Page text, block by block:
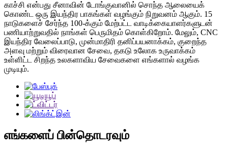
காச்சி என்பது சீனாவின் டோங்குவானில் சொந்த ஆலையைக்
கொண்ட ஒரு இயந்திர பாகங்கள் வழங்கும் நிறுவனம் ஆகும். 15
நாடுகளைச் சேர்ந்த 100-க்கும் மேற்பட்ட வாடிக்கையாளர்களுடன்
பணியாற்றுவதில் நாங்கள் பெருமிதம் கொள்கிறோம். மேலும், CNC
இயந்திர வேலைப்பாடு, முன்மாதிரி தனிப்பயனாக்கம், குறைந்த
அளவு மற்றும் விரைவான சேவை, தகடு உலோக உருவாக்கம்
உள்ளிட்ட சிறந்த உலகளாவிய சேவைகளை எங்களால் வழங்க
முடியும்.
எங்களைப் பின்தொடரவும்